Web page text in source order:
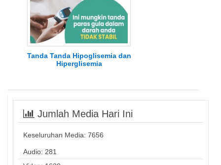
Tanda Tanda Hipoglisemia dan
Hiperglisemia
Jumlah Media Hari Ini
Keseluruhan Media: 7656
Audio: 281